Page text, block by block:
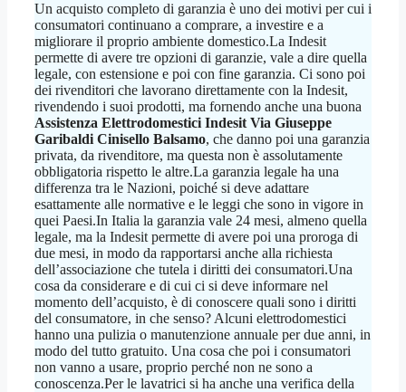
Un acquisto completo di garanzia è uno dei motivi per cui i
consumatori continuano a comprare, a investire e a
migliorare il proprio ambiente domestico.La Indesit
permette di avere tre opzioni di garanzie, vale a dire quella
legale, con estensione e poi con fine garanzia. Ci sono poi
dei rivenditori che lavorano direttamente con la Indesit,
rivendendo i suoi prodotti, ma fornendo anche una buona
Assistenza Elettrodomestici Indesit Via Giuseppe
Garibaldi Cinisello Balsamo, che danno poi una garanzia
privata, da rivenditore, ma questa non è assolutamente
obbligatoria rispetto le altre.La garanzia legale ha una
differenza tra le Nazioni, poiché si deve adattare
esattamente alle normative e le leggi che sono in vigore in
quei Paesi.In Italia la garanzia vale 24 mesi, almeno quella
legale, ma la Indesit permette di avere poi una proroga di
due mesi, in modo da rapportarsi anche alla richiesta
dell’associazione che tutela i diritti dei consumatori.Una
cosa da considerare e di cui ci si deve informare nel
momento dell’acquisto, è di conoscere quali sono i diritti
del consumatore, in che senso? Alcuni elettrodomestici
hanno una pulizia o manutenzione annuale per due anni, in
modo del tutto gratuito. Una cosa che poi i consumatori
non vanno a usare, proprio perché non ne sono a
conoscenza.Per le lavatrici si ha anche una verifica della